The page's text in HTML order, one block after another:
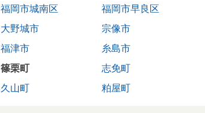
福岡市城南区
福岡市早良区
大野城市
宗像市
福津市
糸島市
篠栗町
志免町
久山町 粕屋町